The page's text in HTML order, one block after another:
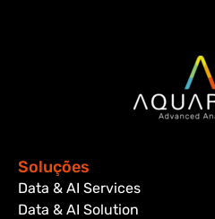
Soluções
Data & AI Services
Data & AI Solution